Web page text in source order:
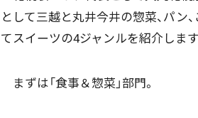
として三越と丸井今井の惣菜、パン
てスイーツの4ジャンルを紹介します
まずは「食事＆惣菜」部門。